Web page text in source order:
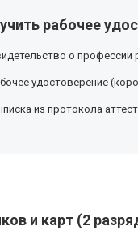
рабочее
о профессии
удостоверение
из протокола
и карт (2